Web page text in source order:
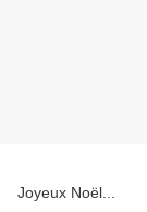
Joyeux Noël...